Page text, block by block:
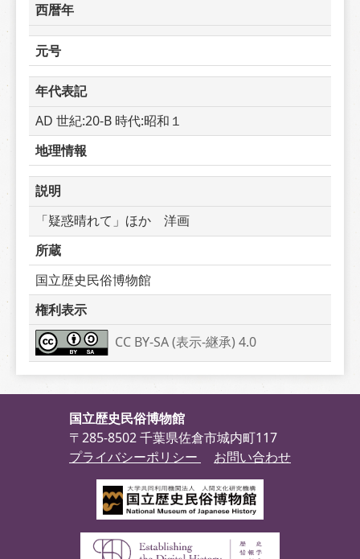
西暦年
元号
年代表記
AD 世紀:20-B 時代:昭和１
地理情報
説明
「疑惑晴れて」ほか　洋画
所蔵
国立歴史民俗博物館
権利表示
CC BY-SA (表示-継承) 4.0
国立歴史民俗博物館
〒285-8502 千葉県佐倉市城内町117
プライバシーポリシー
お問い合わせ